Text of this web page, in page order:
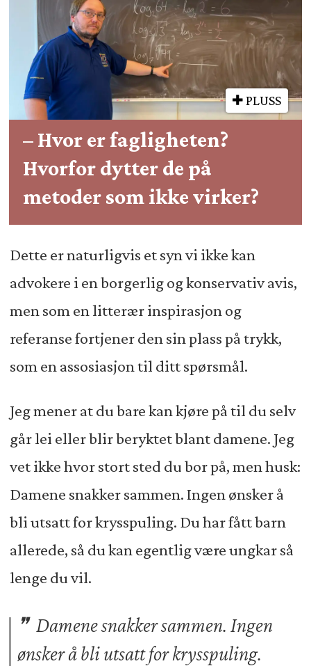
PLUSS
– Hvor er fagligheten?
Hvorfor dytter de på
metoder som ikke virker?
Dette er naturligvis et syn vi ikke kan
advokere i en borgerlig og konservativ avis,
men som en litterær inspirasjon og
referanse fortjener den sin plass på trykk,
som en assosiasjon til ditt spørsmål.
Jeg mener at du bare kan kjøre på til du selv
går lei eller blir beryktet blant damene. Jeg
vet ikke hvor stort sted du bor på, men husk:
Damene snakker sammen. Ingen ønsker å
bli utsatt for krysspuling. Du har fått barn
allerede, så du kan egentlig være ungkar så
lenge du vil.
Damene snakker sammen. Ingen
ønsker å bli utsatt for krysspuling.